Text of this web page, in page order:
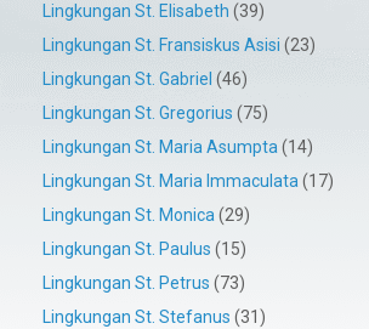
Lingkungan St. Elisabeth (39)
Lingkungan St. Fransiskus Asisi (23)
Lingkungan St. Gabriel (46)
Lingkungan St. Gregorius (75)
Lingkungan St. Maria Asumpta (14)
Lingkungan St. Maria Immaculata (17)
Lingkungan St. Monica (29)
Lingkungan St. Paulus (15)
Lingkungan St. Petrus (73)
Lingkungan St. Stefanus (31)